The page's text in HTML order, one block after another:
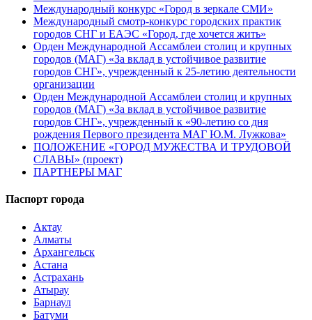
Международный конкурс «Город в зеркале СМИ»
Международный смотр-конкурс городских практик
городов СНГ и ЕАЭС «Город, где хочется жить»
Орден Международной Ассамблеи столиц и крупных
городов (МАГ) «За вклад в устойчивое развитие
городов СНГ», учрежденный к 25-летию деятельности
организации
Орден Международной Ассамблеи столиц и крупных
городов (МАГ) «За вклад в устойчивое развитие
городов СНГ», учрежденный к «90-летию со дня
рождения Первого президента МАГ Ю.М. Лужкова»
ПОЛОЖЕНИЕ «ГОРОД МУЖЕСТВА И ТРУДОВОЙ
СЛАВЫ» (проект)
ПАРТНЕРЫ МАГ
Паспорт города
Актау
Алматы
Архангельск
Астана
Астрахань
Атырау
Барнаул
Батуми